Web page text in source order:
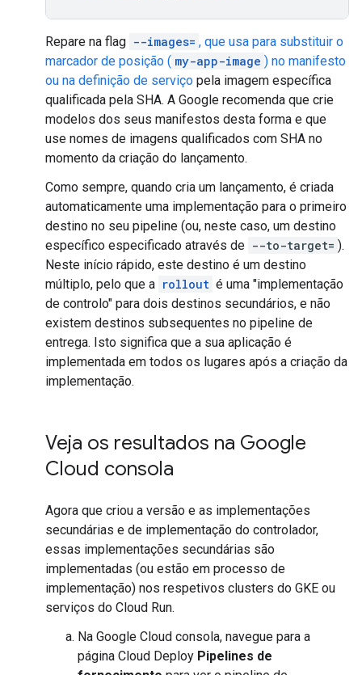
Repare na flag --images= , que usa para substituir o
marcador de posição ( my-app-image ) no manifesto
ou na definição de serviço pela imagem específica
qualificada pela SHA. A Google recomenda que crie
modelos dos seus manifestos desta forma e que
use nomes de imagens qualificados com SHA no
momento da criação do lançamento.
Como sempre, quando cria um lançamento, é criada
automaticamente uma implementação para o primeiro
destino no seu pipeline (ou, neste caso, um destino
específico especificado através de --to-target= ).
Neste início rápido, este destino é um destino
múltiplo, pelo que a rollout é uma "implementação
de controlo" para dois destinos secundários, e não
existem destinos subsequentes no pipeline de
entrega. Isto significa que a sua aplicação é
implementada em todos os lugares após a criação da
implementação.
Veja os resultados na Google
Cloud consola
Agora que criou a versão e as implementações
secundárias e de implementação do controlador,
essas implementações secundárias são
implementadas (ou estão em processo de
implementação) nos respetivos clusters do GKE ou
serviços do Cloud Run.
Na Google Cloud consola, navegue para a
página Cloud Deploy Pipelines de